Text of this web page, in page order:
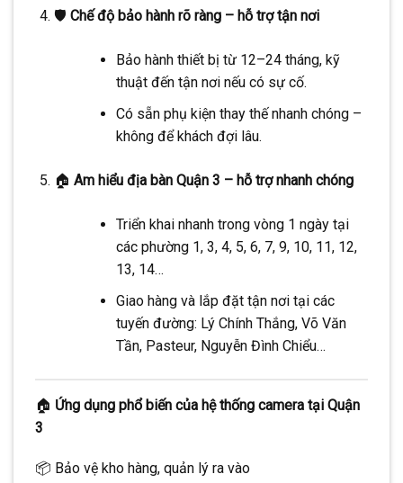
🛡️ Chế độ bảo hành rõ ràng – hỗ trợ tận nơi
Bảo hành thiết bị từ 12–24 tháng, kỹ
thuật đến tận nơi nếu có sự cố.
Có sẵn phụ kiện thay thế nhanh chóng –
không để khách đợi lâu.
🏠 Am hiểu địa bàn Quận 3 – hỗ trợ nhanh chóng
Triển khai nhanh trong vòng 1 ngày tại
các phường 1, 3, 4, 5, 6, 7, 9, 10, 11, 12,
13, 14…
Giao hàng và lắp đặt tận nơi tại các
tuyến đường: Lý Chính Thắng, Võ Văn
Tần, Pasteur, Nguyễn Đình Chiểu…
🏠 Ứng dụng phổ biến của hệ thống camera tại Quận
3
📦 Bảo vệ kho hàng, quản lý ra vào